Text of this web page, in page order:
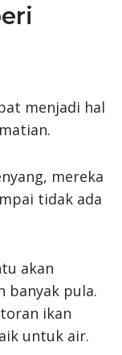
menjadi hal
mereka
tidak ada
akan
banyak pula.
ikan
untuk air.